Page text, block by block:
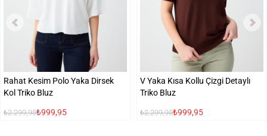
Rahat Kesim Polo Yaka Dirsek
Kol Triko Bluz
₺2.299,95₺999,95
V Yaka Kısa Kollu Çizgi Detaylı
Triko Bluz
₺2.299,95₺999,95